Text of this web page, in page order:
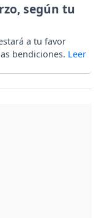
según tu
a tu favor
bendiciones.